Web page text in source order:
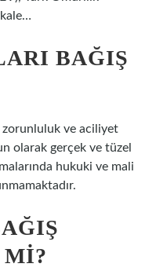
BAĞIŞ
zorunluluk ve aciliyet
olarak gerçek ve tüzel
hukuki ve mali